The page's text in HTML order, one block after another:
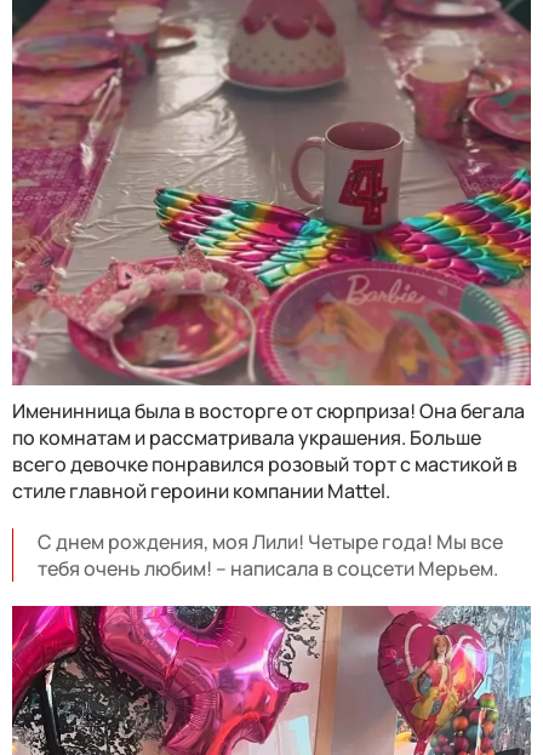
Именинница была в восторге от сюрприза! Она бегала
по комнатам и рассматривала украшения. Больше
всего девочке понравился розовый торт с мастикой в
стиле главной героини компании Mattel.
С днем рождения, моя Лили! Четыре года! Мы все
тебя очень любим! -- написала в соцсети Мерьем.